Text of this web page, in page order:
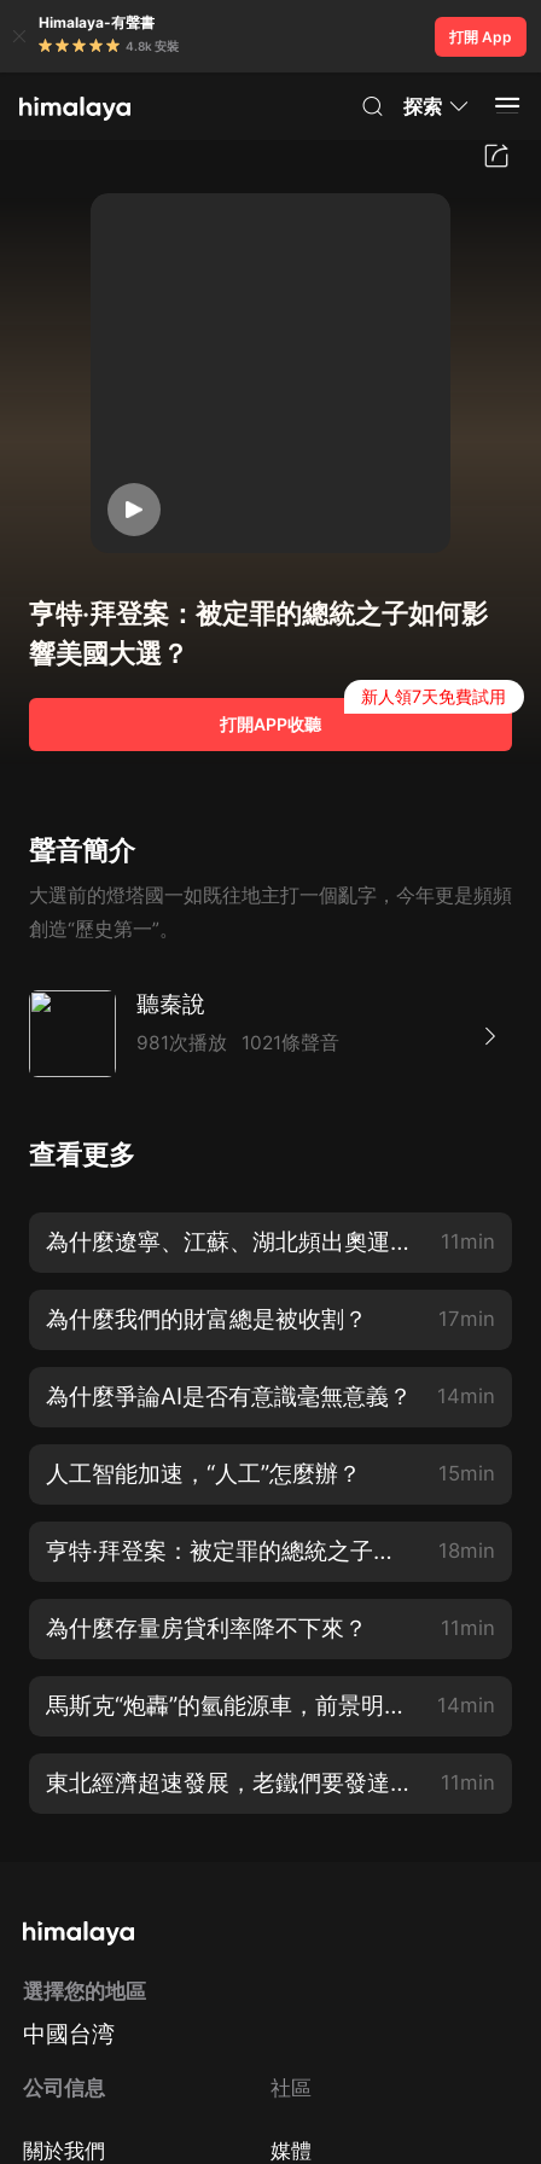
Himalaya-有聲書
4.8k 安裝
打開 App
探索
亨特·拜登案：被定罪的總統之子如何影
響美國大選？
打開APP收聽
新人領7天免費試用
聲音簡介
大選前的燈塔國一如既往地主打一個亂字，今年更是頻頻
創造“歷史第一”。
聽秦說
981次播放 1021條聲音
查看更多
為什麼遼寧、江蘇、湖北頻出奧運冠軍？ 11min
為什麼我們的財富總是被收割？ 17min
為什麼爭論AI是否有意識毫無意義？ 14min
人工智能加速，“人工”怎麼辦？ 15min
亨特·拜登案：被定罪的總統之子如何影響美國大選？ 18min
為什麼存量房貸利率降不下來？ 11min
馬斯克“炮轟”的氫能源車，前景明朗嗎 14min
東北經濟超速發展，老鐵們要發達了嗎？ 11min
選擇您的地區
中國台湾
公司信息
關於我們
社區
媒體